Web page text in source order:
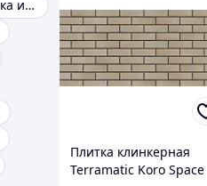
Клинкерная плитка из сделана
Плитка клинкерная
Terramatic Koro Space